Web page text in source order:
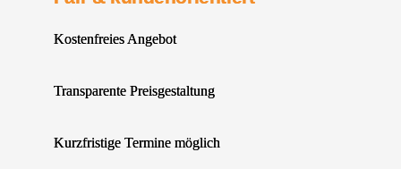
Kostenfreies Angebot
Transparente Preisgestaltung
Kurzfristige Termine möglich